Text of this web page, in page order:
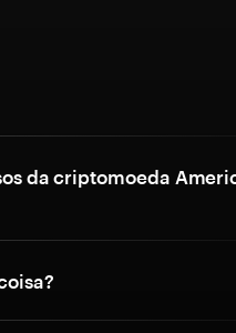
da criptomoeda